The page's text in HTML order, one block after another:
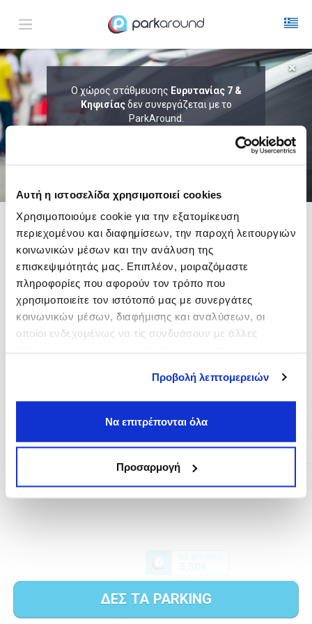
Αυτή η ιστοσελίδα χρησιμοποιεί cookies
Χρησιμοποιούμε cookie για την εξατομίκευση
περιεχομένου και διαφημίσεων, την παροχή λειτουργιών
κοινωνικών μέσων και την ανάλυση της
επισκεψιμότητάς μας. Επιπλέον, μοιραζόμαστε
πληροφορίες που αφορούν τον τρόπο που
χρησιμοποιείτε τον ιστότοπό μας με συνεργάτες
κοινωνικών μέσων, διαφήμισης και αναλύσεων, οι
οποίοι ενδεχομένως να τις συνδυάσουν με άλλες
Προβολή λεπτομερειών
Να επιτρέπονται όλα
Προσαρμογή
Ο χώρος στάθμευσης Ευρυτανίας 7 &
Κηφισίαςδεν συνεργάζεται με το
ParkAround.
ΤΟ PARKAROUND ΕΠΕΚΤΕΙΝΕΙ ΣΥΝΕΧΩΣ
Δες τώρα τα parking στο χάρτη και σύγκρινετιμή
καιαπόσταση
ΔΕΣ ΤΑ PARKING
ΑΠΟΤΕΛΕΣΜΑΤΑ ΓΙΑ:
ΑΦΙΞΗ Παρ 07 Αυγ 11:15 ΔΙΑΡΚΕΙΑ